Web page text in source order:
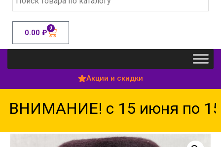
0.00 ₽ 0
Акции и скидки
ВНИМАНИЕ! с 15 июня по 15